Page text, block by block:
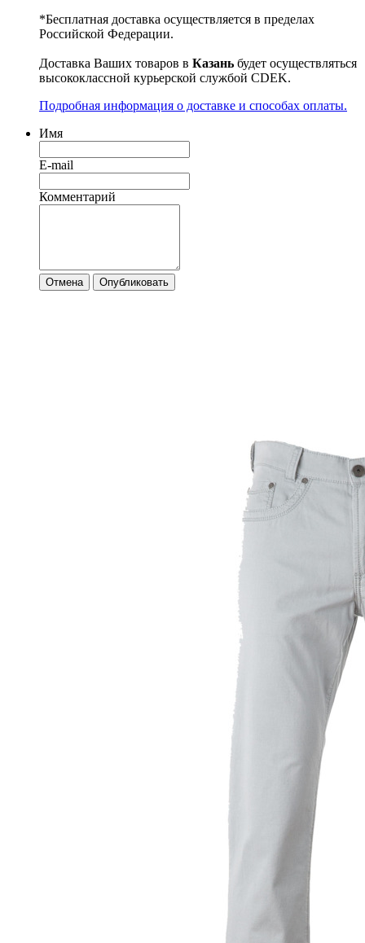
*Бесплатная доставка осуществляется в пределах
Российской Федерации.
Доставка Ваших товаров в Казань будет осуществляться
высококлассной курьерской службой CDEK.
Подробная информация о доставке и способах оплаты.
Имя
E-mail
Комментарий
Отмена Опубликовать